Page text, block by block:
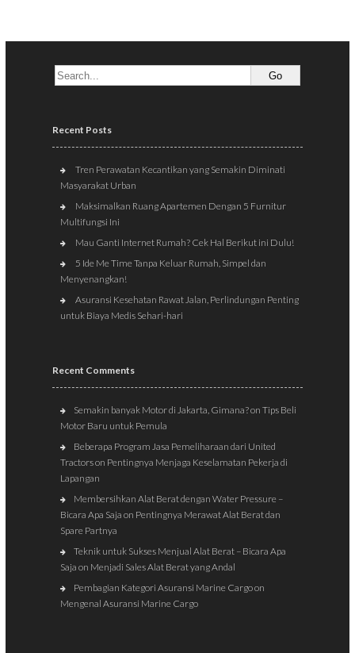
Recent Posts
Tren Perawatan Kecantikan yang Semakin Diminati
Masyarakat Urban
Maksimalkan Ruang Apartemen Dengan 5 Furnitur
Multifungsi Ini
Mau Ganti Internet Rumah? Cek Hal Berikut ini Dulu!
5 Ide Me Time Tanpa Keluar Rumah, Simpel dan
Menyenangkan!
Asuransi Kesehatan Rawat Jalan, Perlindungan Penting
untuk Biaya Medis Sehari-hari
Recent Comments
Semakin banyak Motor di Jakarta, Gimana?onTips Beli
Motor Baru untuk Pemula
Beberapa Program Jasa Pemeliharaan dari United
Tractorson Pentingnya Menjaga Keselamatan Pekerja di
Lapangan
Membersihkan Alat Berat dengan Water Pressure –
Bicara Apa Saja on Pentingnya Merawat Alat Berat dan
Spare Partnya
Teknik untuk Sukses Menjual Alat Berat – Bicara Apa
Saja on Menjadi Sales Alat Berat yang Andal
Pembagian Kategori Asuransi Marine Cargoon
Mengenal Asuransi Marine Cargo